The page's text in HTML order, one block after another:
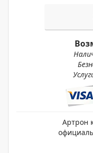
Артрон